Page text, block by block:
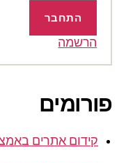
התחבר
הרשמה
פורומים
קידום אתרים